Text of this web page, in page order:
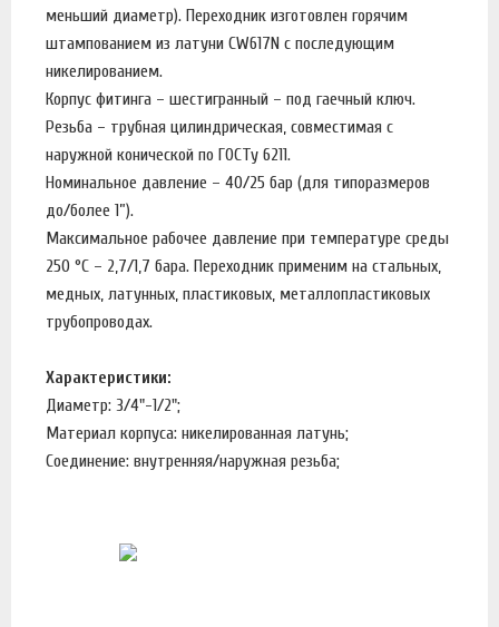
меньший диаметр). Переходник изготовлен горячим
штампованием из латуни CW617N с последующим
никелированием.
Корпус фитинга – шестигранный – под гаечный ключ.
Резьба – трубная цилиндрическая, совместимая с
наружной конической по ГОСТу 6211.
Номинальное давление – 40/25 бар (для типоразмеров
до/более 1”).
Максимальное рабочее давление при температуре среды
250 °С – 2,7/1,7 бара. Переходник применим на стальных,
медных, латунных, пластиковых, металлопластиковых
трубопроводах.
Характеристики:
Диаметр: 3/4"-1/2";
Материал корпуса: никелированная латунь;
Соединение: внутренняя/наружная резьба;